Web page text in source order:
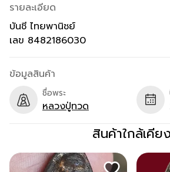
รายละเอียด
บันชี ไทยพานิชย์
เลข 8482186030
ข้อมูลสินค้า
ชื่อพระ
หลวงปู่ทวด
สินค้าใกล้เคีย